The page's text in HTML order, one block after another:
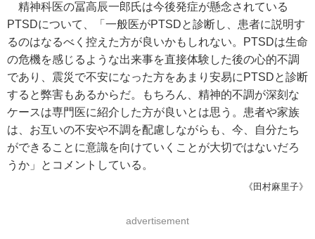
精神科医の冨高辰一郎氏は今後発症が懸念されている
PTSDについて、「一般医がPTSDと診断し、患者に説明す
るのはなるべく控えた方が良いかもしれない。PTSDは生命
の危機を感じるような出来事を直接体験した後の心的不調
であり、震災で不安になった方をあまり安易にPTSDと診断
すると弊害もあるからだ。もちろん、精神的不調が深刻な
ケースは専門医に紹介した方が良いとは思う。患者や家族
は、お互いの不安や不調を配慮しながらも、今、自分たち
ができることに意識を向けていくことが大切ではないだろ
うか」とコメントしている。
《田村麻里子》
advertisement